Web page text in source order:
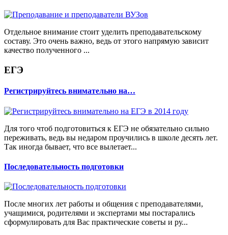
Отдельное внимание стоит уделить преподавательскому
составу. Это очень важно, ведь от этого напрямую зависит
качество полученного ...
ЕГЭ
Регистрируйтесь внимательно на…
Для того чтоб подготовиться к ЕГЭ не обязательно сильно
переживать, ведь вы недаром проучились в школе десять лет.
Так иногда бывает, что все вылетает...
Последовательность подготовки
После многих лет работы и общения с преподавателями,
учащимися, родителями и экспертами мы постарались
сформулировать для Вас практические советы и ру...